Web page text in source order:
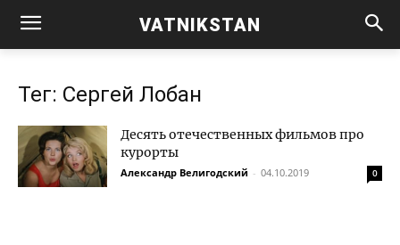
VATNIKSTAN
Тег: Сергей Лобан
Десять отечественных фильмов про
курорты
Александр Велигодский - 04.10.2019 0